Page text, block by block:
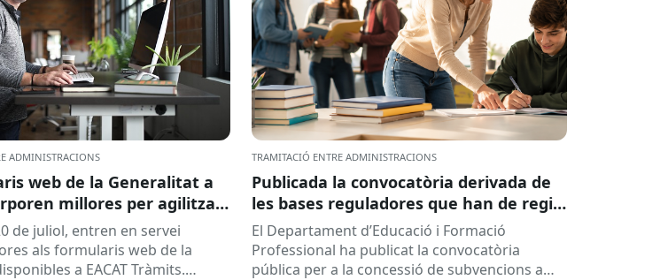
ADMINISTRACIONS
web de la Generalitat a
millores per agilitzar
de juliol, entren en servei
als formularis web de la
a EACAT Tràmits.
TRAMITACIÓ ENTRE ADMINISTRACIONS
Publicada la convocatòria derivada de
les bases reguladores que han de regir
la concessió de subvencions a centres
educatius, per al desenvolupament de
programes de formació i inserció,
El Departament d’Educació i Formació
Professional ha publicat la convocatòria
pública per a la concessió de subvencions a